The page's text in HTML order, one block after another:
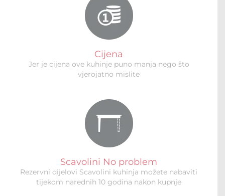
Cijena
Jer je cijena ove kuhinje puno manja nego što
vjerojatno mislite
Scavolini No problem
Rezervni dijelovi Scavolini kuhinja možete nabaviti
tijekom narednih 10 godina nakon kupnje